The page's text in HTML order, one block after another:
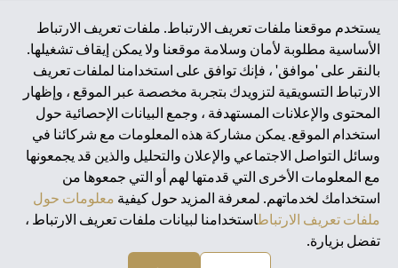
يستخدم موقعنا ملفات تعريف الارتباط. ملفات تعريف الارتباط
الأساسية مطلوبة لأمان وسلامة موقعنا ولا يمكن إيقاف تشغيلها.
بالنقر على 'موافق' ، فإنك توافق على استخدامنا لملفات تعريف
الارتباط التسويقية لتزويدك بتجربة مخصصة عبر الموقع ، وإظهار
المحتوى والإعلانات المستهدفة ، وجمع البيانات الإحصائية حول
استخدام الموقع. يمكن مشاركة هذه المعلومات مع شركائنا في
وسائل التواصل الاجتماعي والإعلان والتحليل والذين قد يجمعونها
مع المعلومات الأخرى التي قدمتها لهم أو التي جمعوها من
استخدامك لخدماتهم. لمعرفة المزيد حول كيفية معلومات حول
ملفات تعريف الارتباطاستخدامنا لبيانات ملفات تعريف الارتباط ،
تفضل بزيارة.
سيتي بنك إن. إيه. الإمارات مسجل لدى مصرف الإمارات المركزي تحت
أرقام التراخيص 202563 لفرع الوصل في دبي، 531989 لفرع مول
الإمارات في دبي، و CN-1002019 لفرع أبوظبي. هاتف: 4000 311 04.
فرع سيتي بنك إن إيه - الإمارات العربية المتحدة مرخص من مصرف
الإمارات العربية المتحدة المركزي كفرع لبنك أجنبي.
سيتي بنك إن إيه الإمارات العربية المتحدة مرخص من هيئة الأوراق المالية
والسلع في الإمارات العربية المتحدة ("SCA") للقيام بالنشاط المالي لـ أ)
الاستشارات المالية والتعريف والترويج بموجب ترخيص رقم
20200000097 ب) وسيط تداول في الأسواق الدولية بموجب ترخيص